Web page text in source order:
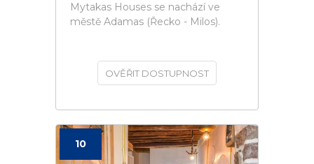
Mytakas Houses se nachází ve
městě Adamas (Řecko - Milos).
OVĚŘIT DOSTUPNOST
10